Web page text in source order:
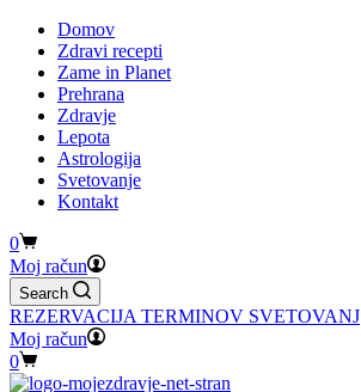
Domov
Zdravi recepti
Zame in Planet
Prehrana
Zdravje
Lepota
Astrologija
Svetovanje
Kontakt
Shopping
cart
0
Moj račun
Search
REZERVACIJA TERMINOV SVETOVANJ
Moj račun
Shopping
cart
0